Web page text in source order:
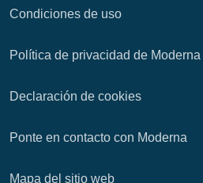
Condiciones de uso
Política de privacidad de Moderna
Declaración de cookies
Ponte en contacto con Moderna
Mapa del sitio web